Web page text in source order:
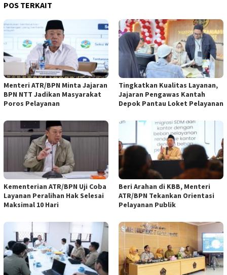
POS TERKAIT
Menteri ATR/BPN Minta Jajaran
BPN NTT Jadikan Masyarakat
Poros Pelayanan
Tingkatkan Kualitas Layanan,
Jajaran Pengawas Kantah
Depok Pantau Loket Pelayanan
Kementerian ATR/BPN Uji Coba
Layanan Peralihan Hak Selesai
Maksimal 10 Hari
Beri Arahan di KBB, Menteri
ATR/BPN Tekankan Orientasi
Pelayanan Publik